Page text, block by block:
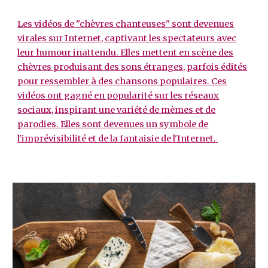
Les vidéos de "chèvres chanteuses" sont devenues
virales sur Internet, captivant les spectateurs avec
leur humour inattendu. Elles mettent en scène des
chèvres produisant des sons étranges, parfois édités
pour ressembler à des chansons populaires. Ces
vidéos ont gagné en popularité sur les réseaux
sociaux, inspirant une variété de mèmes et de
parodies. Elles sont devenues un symbole de
l'imprévisibilité et de la fantaisie de l'Internet.